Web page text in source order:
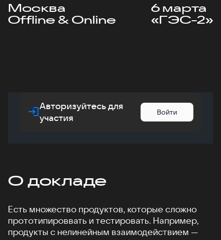
Москва
Offline & Online
6 марта
«ГЭС-2»
Авторизуйтесь для
участия
Войти
О докладе
Есть множество продуктов, которые сложно
прототипироввать и тестировать. Например,
продукты с нелинейным взаимодействием —